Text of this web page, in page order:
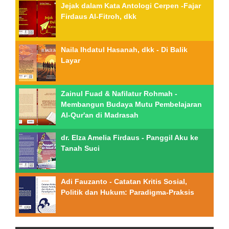
Jejak dalam Kata Antologi Cerpen -Fajar
Firdaus Al-Fitroh, dkk
Naila Ihdatul Hasanah, dkk - Di Balik
Layar
Zainul Fuad & Nafilatur Rohmah -
Membangun Budaya Mutu Pembelajaran
Al-Qur'an di Madrasah
dr. Elza Amelia Firdaus - Panggil Aku ke
Tanah Suci
Adi Fauzanto - Catatan Kritis Sosial,
Politik dan Hukum: Paradigma-Praksis